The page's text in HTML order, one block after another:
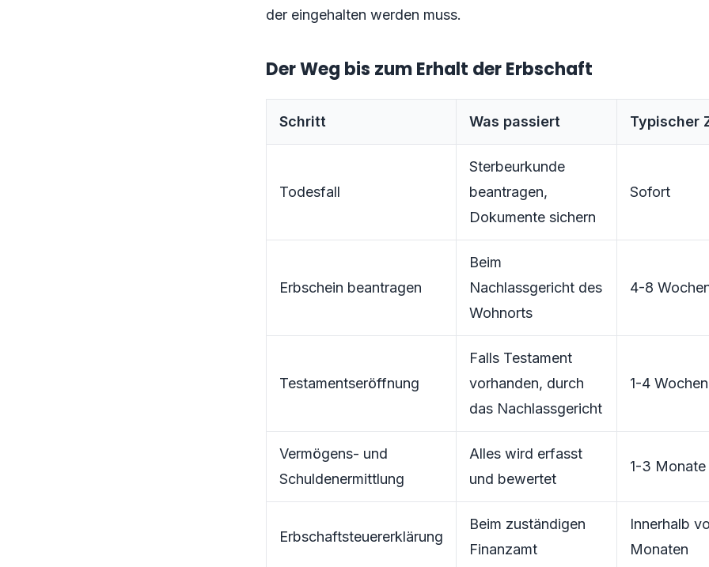
der eingehalten werden muss.
Der Weg bis zum Erhalt der Erbschaft
Schritt Was passiert Typischer
Todesfall
Sterbeurkunde
beantragen,
Dokumente sichern
Sofort
Erbschein beantragen
Beim
Nachlassgericht des
Wohnorts
4-8
Testamentseröffnung
Falls Testament
vorhanden, durch
das Nachlassgericht
1-4 Wochen
Vermögens- und
Schuldenermittlung
Alles wird erfasst
und bewertet
1-3 Monate
Erbschaftsteuererklärung
Beim zuständigen
Finanzamt
Innerhalb
Monaten